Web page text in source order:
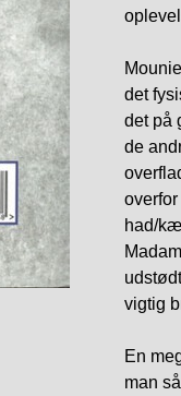
det
det på
de
had/
vigtig
En
man